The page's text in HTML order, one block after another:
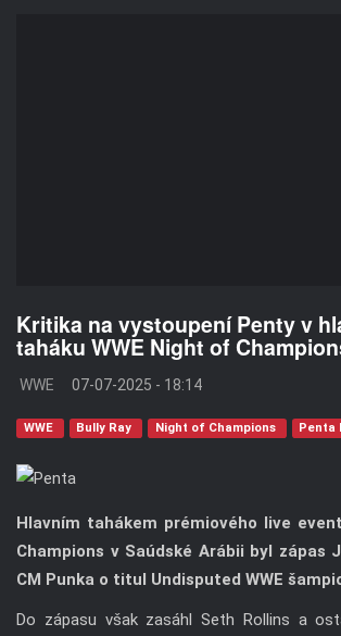
Kritika na vystoupení Penty v
taháku WWE Night of
WWE 07-07-2025 - 18:14
WWE Bully Ray Night of Champions Penta
Hlavním tahákem prémiového live
Champions v Saúdské Arábii byl zápas
CM Punka o titul Undisputed WWE
Do zápasu však zasáhl Seth Rollins a